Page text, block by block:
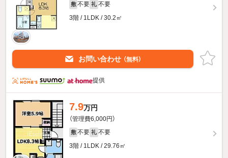
敷 不要 礼 不要
3階 / 1LDK / 30.2㎡
お問い合わせ （無料）
提供
7.9万円
（管理費6,000円）
敷 不要 礼 不要
3階 / 1LDK / 29.76㎡